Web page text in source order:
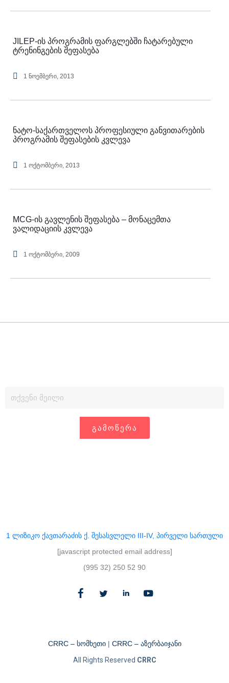
JILEP-ის პროგრამის ფარგლებში ჩატარებული
ტრენინგების შეფასება
1 ნოემბერი, 2013
ნატო-საქართველოს პროფესიული განვითარების
პროგრამის შეფასების კვლევა
1 ოქტომბერი, 2013
MCG-ის გავლენის შეფასება – მონაცემთა
ვალიდაციის კვლევა
1 ოქტომბერი, 2009
ᲒᲐᲛᲝᲬᲔᲠᲐ
1 ლიზიკო ქავთარაძის ქ. შესასვლელი III-IV, პირველი სართული
[javascript protected email address]
(995 32) 250 52 90
All Rights Reserved CRRC
CRRC – სომხეთი| CRRC – აზერბაიჯანი​